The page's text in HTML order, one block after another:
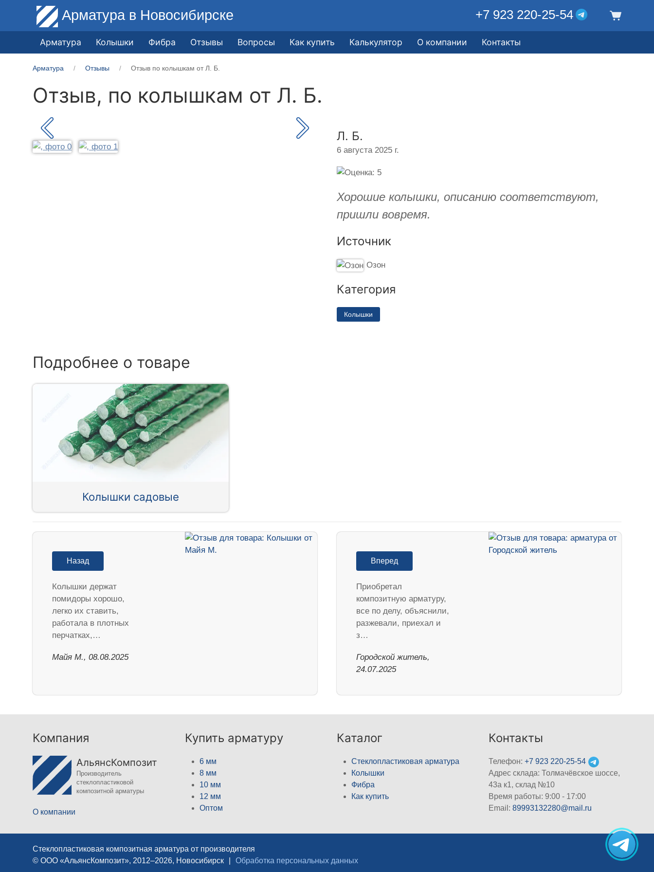
Арматура в Новосибирске +7 923 220-25-54
Арматура Колышки Фибра Отзывы Вопросы Как купить Калькулятор О компании Контакты
Арматура Отзывы Отзыв по колышкам от Л. Б.
Отзыв, по колышкам от Л. Б.
Л. Б.
6 августа 2025 г.
Хорошие колышки, описанию соответствуют,
пришли вовремя.
Источник
Озон
Категория
Колышки
Подробнее о товаре
Колышки садовые
Назад
Колышки держат
помидоры хорошо,
легко их ставить,
работала в плотных
перчатках,…
Майя М., 08.08.2025
Вперед
Приобретал
композитную арматуру,
все по делу, объяснили,
разжевали, приехал и
з…
Городской житель,
24.07.2025
Компания
АльянсКомпозит
Производитель
стеклопластиковой
композитной арматуры
О компании
Купить арматуру
6 мм
8 мм
10 мм
12 мм
Оптом
Каталог
Стеклопластиковая арматура
Колышки
Фибра
Как купить
Контакты
Телефон:+7 923 220-25-54
Адрес склада: Толмачёвское шоссе,
43а к1, склад №10
Время работы: 9:00 - 17:00
Email:89993132280@mail.ru
Стеклопластиковая композитная арматура от производителя
© ООО «АльянсКомпозит», 2012–2026, Новосибирск
Обработка персональных данных